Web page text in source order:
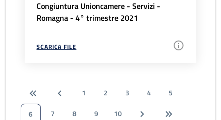
Congiuntura Unioncamere - Servizi -
Romagna - 4° trimestre 2021
SCARICA FILE
1 2 3 4
5
6
7 8 9 10